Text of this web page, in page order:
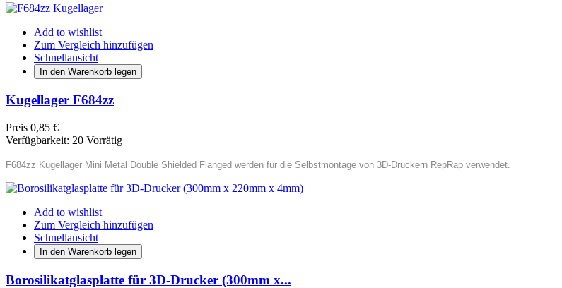
Add to wishlist
Zum Vergleich hinzufügen
Schnellansicht
In den Warenkorb legen
Kugellager F684zz
Preis 0,85 €
Verfügbarkeit: 20 Vorrätig
F684zz Kugellager Mini Metal Double Shielded Flanged werden für die Selbstmontage von 3D-Druckern RepRap verwendet.
Add to wishlist
Zum Vergleich hinzufügen
Schnellansicht
In den Warenkorb legen
Borosilikatglasplatte für 3D-Drucker (300mm x...